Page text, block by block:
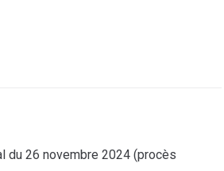
du 26 novembre 2024 (procès